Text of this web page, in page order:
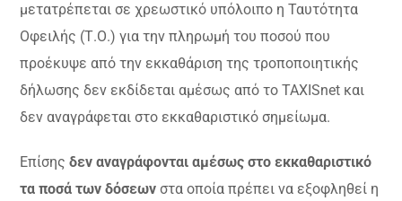
μετατρέπεται σε χρεωστικό υπόλοιπο η Ταυτότητα
Οφειλής (Τ.Ο.) για την πληρωμή του ποσού που
προέκυψε από την εκκαθάριση της τροποποιητικής
δήλωσης δεν εκδίδεται αμέσως από το ΤΑΧΙSnet και
δεν αναγράφεται στο εκκαθαριστικό σημείωμα.
Επίσηςδεν αναγράφονται αμέσως στο εκκαθαριστικό
τα ποσά των δόσεων στα οποία πρέπει να εξοφληθεί η